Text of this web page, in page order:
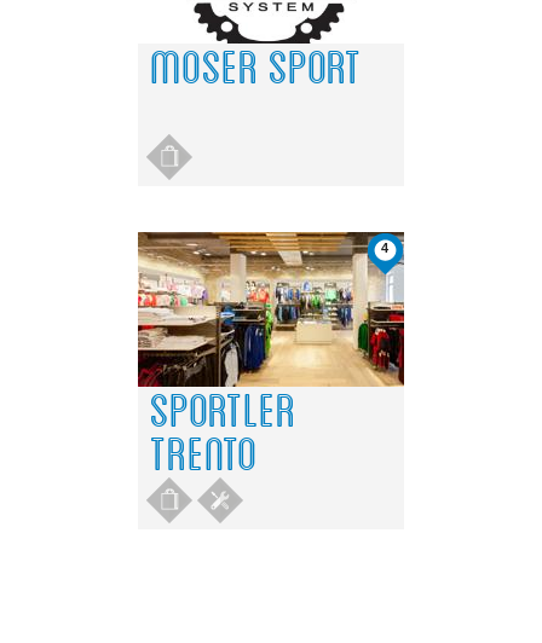
MOSER SPORT
4
SPORTLER
TRENTO